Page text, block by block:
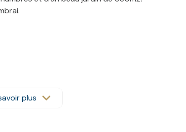
plus